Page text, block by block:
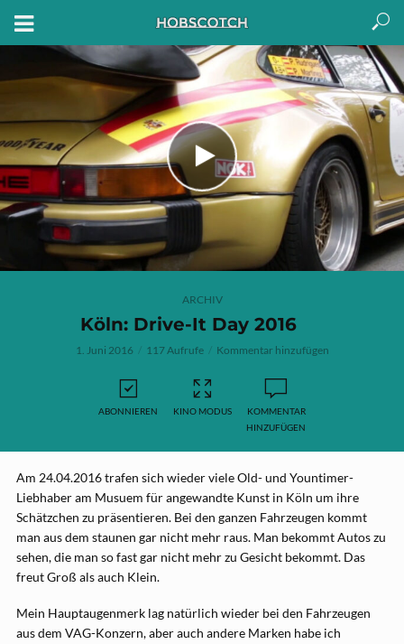
ARCHIV
Köln: Drive-It Day 2016
1. Juni 2016 117 Aufrufe Kommentar hinzufügen
ABONNIEREN KINO MODUS
KOMMENTAR
HINZUFÜGEN
Am 24.04.2016 trafen sich wieder viele Old- und Yountimer-
Liebhaber am Musuem für angewandte Kunst in Köln um ihre
Schätzchen zu präsentieren. Bei den ganzen Fahrzeugen kommt
man aus dem staunen gar nicht mehr raus. Man bekommt Autos zu
sehen, die man so fast gar nicht mehr zu Gesicht bekommt. Das
freut Groß als auch Klein.
Mein Hauptaugenmerk lag natürlich wieder bei den Fahrzeugen
aus dem VAG-Konzern, aber auch andere Marken habe ich